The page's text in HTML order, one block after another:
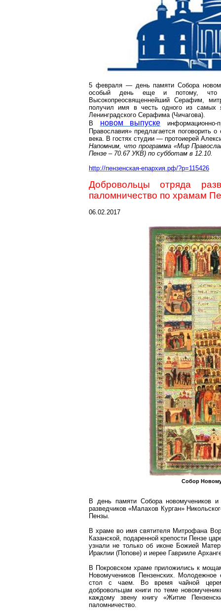
5 февраля — день памяти Собора
особый день еще и потому, что
Высокопреосвященнейший Серафим,
получил имя в честь одного из самых
Ленинградского Серафима (Чичагова).
В новом выпуске информационно-
Православия» предлагается поговорить
века. В гостях студии — протоиерей
Напомним, что программа «Мир
Пензе – 70.67 УКВ) по субботам в 12.10.
http://пензенская-епархия.рф/?p=115426
Добровольцы отряда
паломничество по храмам
06.02.2017
Собор
В день памяти Собора новомучеников
разведчиков «Малахов Курган»
Пензы.
В храме во имя святителя Митрофана
Казанской, подаренной крепости Пензе
узнали не только об иконе Божией
Ираклии (Попове) и иерее Гаврииле
В Покровском храме приложились к
Новомучеников Пензенских. Молодежное
стол с чаем. Во время чайной
добровольцам книги по теме
каждому звену книгу «Житие
паломничество.